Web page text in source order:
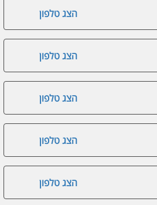
הצג טלפון
הצג טלפון
הצג טלפון
הצג טלפון
הצג טלפון